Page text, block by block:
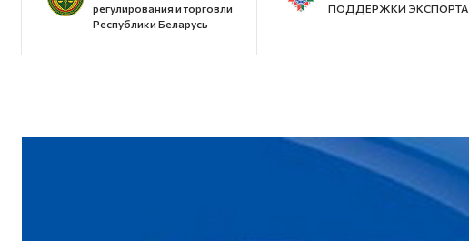
регулирования и торговли
Республики Беларусь
ПОДДЕРЖКИ ЭКСПОРТА